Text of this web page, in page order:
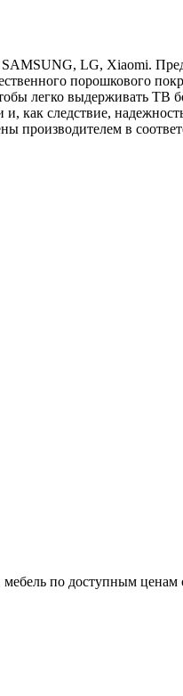
LG, Xiaomi.
порошкового
легко выдерживать ТВ
как следствие,
производителем в
по доступным